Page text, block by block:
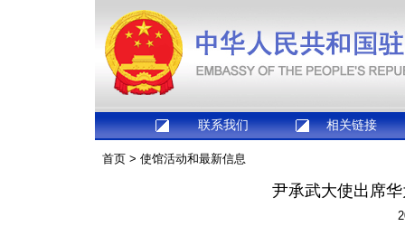
联系我们 相关链接
首页 > 使馆活动和最新信息
尹承武大使出席